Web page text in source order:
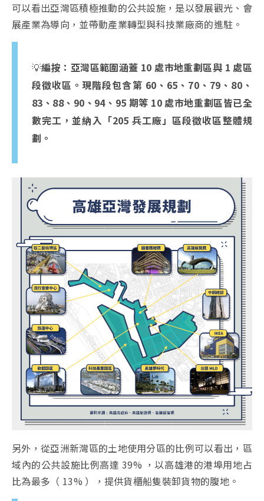
可以看出亞灣區積極推動的公共設施，是以發展觀光、會
展產業為導向，並帶動產業轉型與科技業廠商的進駐。
💡編按：亞灣區範圍涵蓋 10 處市地重劃區與 1 處區
段徵收區。現階段包含第 60、65、70、79、80、
83、88、90、94、95 期等 10 處市地重劃區皆已全
數完工，並納入「205 兵工廠」區段徵收區整體規
劃。
另外，從亞洲新灣區的土地使用分區的比例可以看出，區
域內的公共設施比例高達 39% ，以高雄港的港埠用地占
比為最多（ 13% ），提供貨櫃船隻裝卸貨物的腹地。